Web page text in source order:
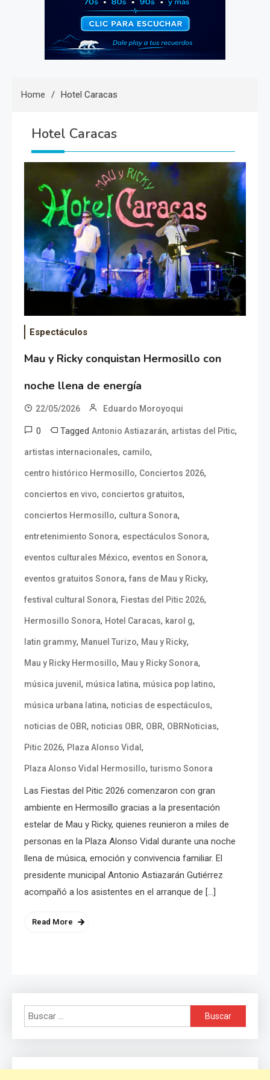
Home Hotel Caracas
Hotel Caracas
Espectáculos
Mau y Ricky conquistan Hermosillo con
noche llena de energía
22/05/2026 Eduardo Moroyoqui
0 Tagged Antonio Astiazarán, artistas del Pitic,
artistas internacionales, camilo,
centro histórico Hermosillo, Conciertos 2026,
conciertos en vivo, conciertos gratuitos,
conciertos Hermosillo, cultura Sonora,
entretenimiento Sonora, espectáculos Sonora,
eventos culturales México, eventos en Sonora,
eventos gratuitos Sonora, fans de Mau y Ricky,
festival cultural Sonora, Fiestas del Pitic 2026,
Hermosillo Sonora, Hotel Caracas, karol g,
latin grammy, Manuel Turizo, Mau y Ricky,
Mau y Ricky Hermosillo, Mau y Ricky Sonora,
música juvenil , música latina, música pop latino,
música urbana latina, noticias de espectáculos,
noticias de OBR, noticias OBR, OBR, OBRNoticias,
Pitic 2026, Plaza Alonso Vidal ,
Plaza Alonso Vidal Hermosillo,turismo Sonora
Las Fiestas del Pitic 2026 comenzaron con gran
ambiente en Hermosillo gracias a la presentación
estelar de Mau y Ricky, quienes reunieron a miles de
personas en la Plaza Alonso Vidal durante una noche
llena de música, emoción y convivencia familiar. El
presidente municipal Antonio Astiazarán Gutiérrez
acompañó a los asistentes en el arranque de […]
Read More
Buscar: